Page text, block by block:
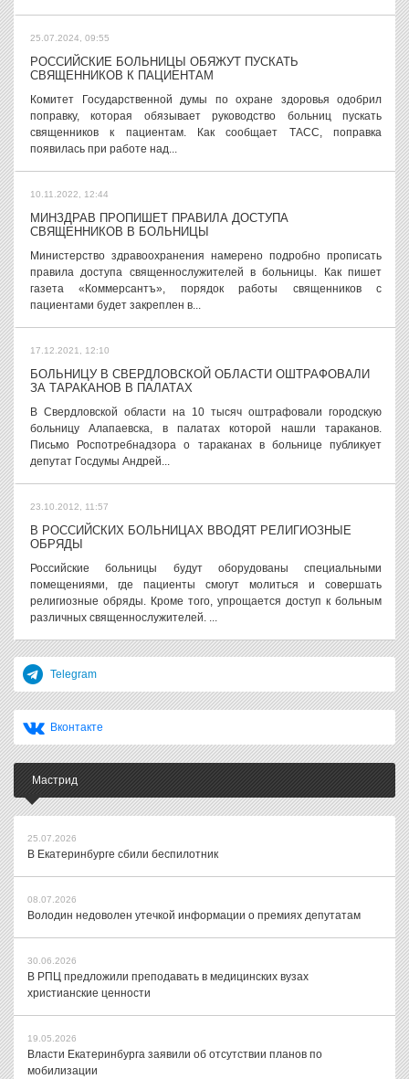
25.07.2024, 09:55
РОССИЙСКИЕ БОЛЬНИЦЫ ОБЯЖУТ ПУСКАТЬ
СВЯЩЕННИКОВ К ПАЦИЕНТАМ
Комитет Государственной думы по охране здоровья одобрил
поправку, которая обязывает руководство больниц пускать
священников к пациентам. Как сообщает ТАСС, поправка
появилась при работе над...
10.11.2022, 12:44
МИНЗДРАВ ПРОПИШЕТ ПРАВИЛА ДОСТУПА
СВЯЩЕННИКОВ В БОЛЬНИЦЫ
Министерство здравоохранения намерено подробно прописать
правила доступа священнослужителей в больницы. Как пишет
газета «Коммерсантъ», порядок работы священников с
пациентами будет закреплен в...
17.12.2021, 12:10
БОЛЬНИЦУ В СВЕРДЛОВСКОЙ ОБЛАСТИ ОШТРАФОВАЛИ
ЗА ТАРАКАНОВ В ПАЛАТАХ
В Свердловской области на 10 тысяч оштрафовали городскую
больницу Алапаевска, в палатах которой нашли тараканов.
Письмо Роспотребнадзора о тараканах в больнице публикует
депутат Госдумы Андрей...
23.10.2012, 11:57
В РОССИЙСКИХ БОЛЬНИЦАХ ВВОДЯТ РЕЛИГИОЗНЫЕ
ОБРЯДЫ
Российские больницы будут оборудованы специальными
помещениями, где пациенты смогут молиться и совершать
религиозные обряды. Кроме того, упрощается доступ к больным
различных священнослужителей. ...
Telegram
Вконтакте
Мастрид
25.07.2026
В Екатеринбурге сбили беспилотник
08.07.2026
Володин недоволен утечкой информации о премиях депутатам
30.06.2026
В РПЦ предложили преподавать в медицинских вузах
христианские ценности
19.05.2026
Власти Екатеринбурга заявили об отсутствии планов по
мобилизации